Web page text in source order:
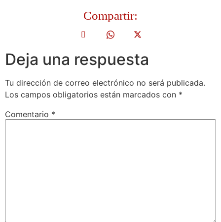
Compartir:
Deja una respuesta
Tu dirección de correo electrónico no será publicada.
Los campos obligatorios están marcados con *
Comentario *